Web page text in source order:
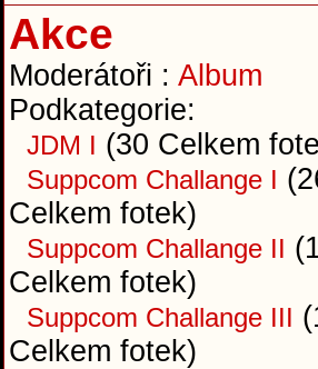
Akce
Moderátoři : Album
Podkategorie:
JDM I (30 Celkem
Suppcom Challange I
Celkem fotek)
Suppcom Challange II
Celkem fotek)
Suppcom Challange III
Celkem fotek)